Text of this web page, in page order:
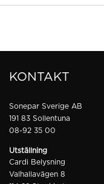
KONTAKT
Sonepar Sverige AB
191 83 Sollentuna
08-92 35 00
Utställning
Cardi Belysning
Valhallavägen 8